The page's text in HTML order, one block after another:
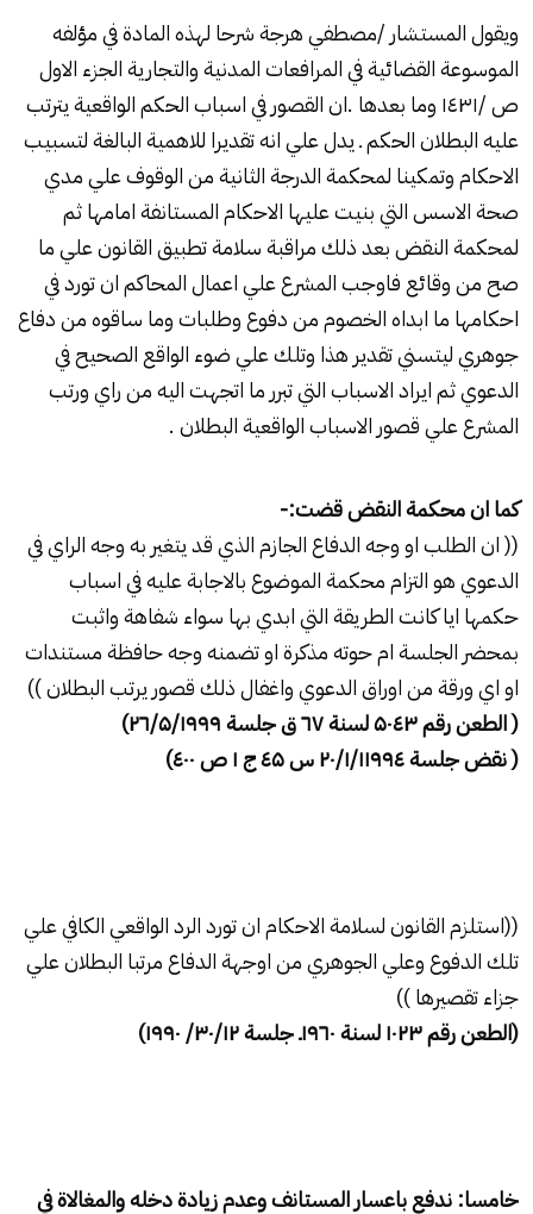
ويقول المستشار /مصطفي هرجة شرحا لهذه المادة في مؤلفه
الموسوعة القضائية في المرافعات المدنية والتجارية الجزء الاول
ص /۱٤۳۱ وما بعدها .ان القصور في اسباب الحكم الواقعية يترتب
عليه البطلان الحكم ـ يدل علي انه تقديرا للاهمية البالغة لتسبيب
الاحكام وتمكينا لمحكمة الدرجة الثانية من الوقوف علي مدي
صحة الاسس التي بنيت عليها الاحكام المستانفة امامها ثم
لمحكمة النقض بعد ذلك مراقبة سلامة تطبيق القانون علي ما
صح من وقائع فاوجب المشرع علي اعمال المحاكم ان تورد في
احكامها ما ابداه الخصوم من دفوع وطلبات وما ساقوه من دفاع
جوهري ليتسني تقدير هذا وتلك علي ضوء الواقع الصحيح في
الدعوي ثم ايراد الاسباب التي تبرر ما اتجهت اليه من راي ورتب
المشرع علي قصور الاسباب الواقعية البطلان .
كما ان محكمة النقض قضت:-
(( ان الطلب او وجه الدفاع الجازم الذي قد يتغير به وجه الراي في
الدعوي هو التزام محكمة الموضوع بالاجابة عليه في اسباب
حكمها ايا كانت الطريقة التي ابدي بها سواء شفاهة واثبت
بمحضر الجلسة ام حوته مذكرة او تضمنه وجه حافظة مستندات
او اي ورقة من اوراق الدعوي واغفال ذلك قصور يرتب البطلان ))
( الطعن رقم
۵۰٤۳ لسنة ٦۷ ق جلسة ۲٦/۵/۱۹۹۹)
( نقض جلسة ۲۰/۱/۱۱۹۹٤ س ٤ ۵ ج۱ص ٤۰۰)
((استلزم القانون لسلامة الاحكام ان تورد الرد الواقعي الكافي علي
تلك الدفوع وعلي الجوهري من اوجهة الدفاع مرتبا البطلان علي
جزاء تقصيرها ))
(الطعن رقم۱۰۲۳لسنة ۱۹٦۰ ـ جلسة۳۰/۱۲/ ۱۹۹۰)
خامسا: ندفع باعسار المستانف وعدم زيادة دخله والمغالاة في